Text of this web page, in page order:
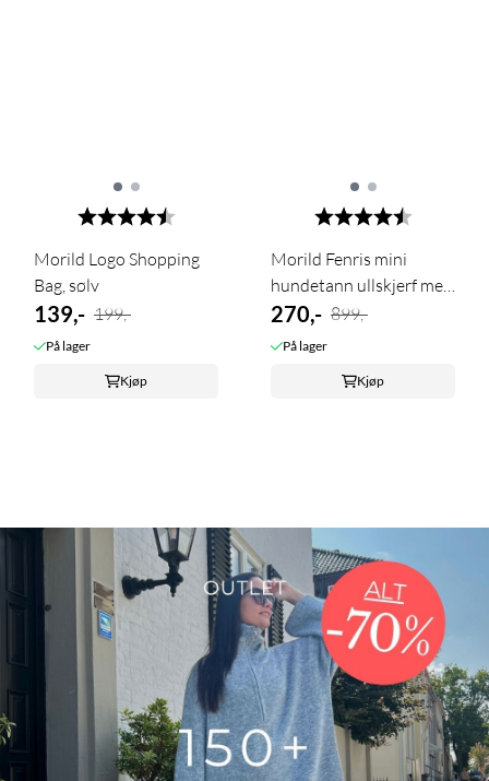
Karakter: 4.6 av 5 mulige
Morild Logo Shopping
Bag, sølv
139,- 199,-
På lager
Kjøp
Karakter: 4.5 av 5
Morild Fenris mini
hundetann ullskjerf med
...
270,- 899,-
På lager
Kjøp